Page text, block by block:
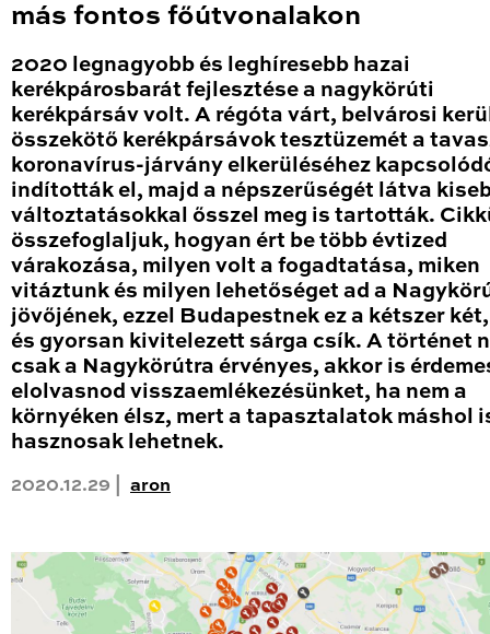
más fontos főútvonalakon
2020 legnagyobb és leghíresebb hazai
kerékpárosbarát fejlesztése a nagykörúti
kerékpársáv volt. A régóta várt, belvárosi
összekötő kerékpársávok tesztüzemét a
koronavírus-járvány elkerüléséhez
indították el, majd a népszerűségét látva
változtatásokkal ősszel meg is tartották.
összefoglaljuk, hogyan ért be több évtized
várakozása, milyen volt a fogadtatása, miken
vitáztunk és milyen lehetőséget ad a
jövőjének, ezzel Budapestnek ez a kétszer
és gyorsan kivitelezett sárga csík. A történet
csak a Nagykörútra érvényes, akkor is
elolvasnod visszaemlékezésünket, ha nem a
környéken élsz, mert a tapasztalatok máshol
hasznosak lehetnek.
2020.12.29 | aron